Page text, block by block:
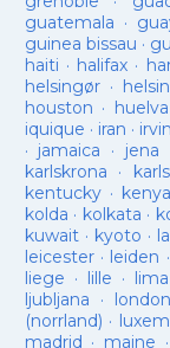
guatemala ·
guinea bissau ·
haiti · halifax ·
helsingør·
houston · huelva
iquique · iran ·
· jamaica · jena
karlskrona ·
kentucky· kenya
kolda · kolkata ·
kuwait· kyoto ·
leicester· leiden ·
liege · lille · lima
ljubljana · london
(norrland) ·
madrid · maine ·